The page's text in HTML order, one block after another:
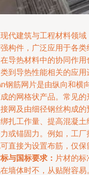
代建筑与工程材料领
构件，广泛应用于各
导热材料中的协同作
到导热性能相关的应用
钢筋网片是由纵向和横
的网格状产品。常见
网及由细径钢丝构成
扎工作量、提高混凝
或锚固力。例如，工
直接为设置布筋，仅
与国标要求： 片材的
墙体时不，从贴附容